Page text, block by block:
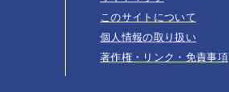
このサイトについて
個人情報の取り扱い
著作権・リンク・免責事項